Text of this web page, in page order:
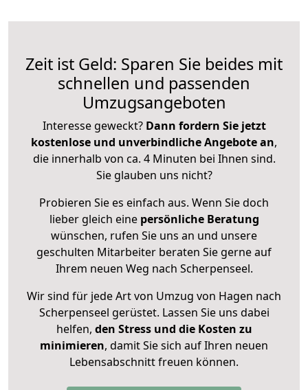
Zeit ist Geld: Sparen Sie beides mit
schnellen und passenden
Umzugsangeboten
Interesse geweckt? Dann fordern Sie jetzt
kostenlose und unverbindliche Angebote an,
die innerhalb von ca. 4 Minuten bei Ihnen sind.
Sie glauben uns nicht?
Probieren Sie es einfach aus. Wenn Sie doch
lieber gleich eine persönliche Beratung
wünschen, rufen Sie uns an und unsere
geschulten Mitarbeiter beraten Sie gerne auf
Ihrem neuen Weg nach Scherpenseel.
Wir sind für jede Art von Umzug von Hagen nach
Scherpenseel gerüstet. Lassen Sie uns dabei
helfen, den Stress und die Kosten zu
minimieren, damit Sie sich auf Ihren neuen
Lebensabschnitt freuen können.